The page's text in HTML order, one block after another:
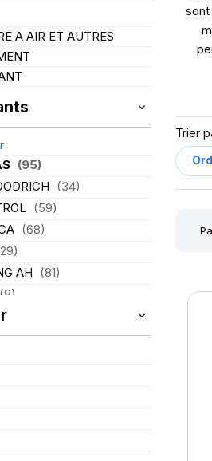
A AIR ET AUTRES
(95)
(34)
(59)
(68)
AH (81)
(8)
(116)
ferro
sont
Trier